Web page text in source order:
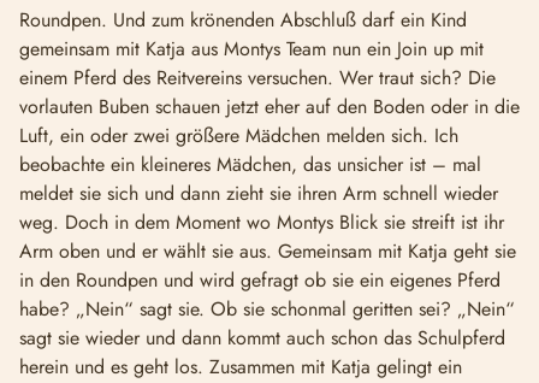
Roundpen. Und zum krönenden Abschluß darf ein Kind
gemeinsam mit Katja aus Montys Team nun ein Join up mit
einem Pferd des Reitvereins versuchen. Wer traut sich? Die
vorlauten Buben schauen jetzt eher auf den Boden oder in die
Luft, ein oder zwei größere Mädchen melden sich. Ich
beobachte ein kleineres Mädchen, das unsicher ist – mal
meldet sie sich und dann zieht sie ihren Arm schnell wieder
weg. Doch in dem Moment wo Montys Blick sie streift ist ihr
Arm oben und er wählt sie aus. Gemeinsam mit Katja geht sie
in den Roundpen und wird gefragt ob sie ein eigenes Pferd
habe? „Nein“ sagt sie. Ob sie schonmal geritten sei? „Nein“
sagt sie wieder und dann kommt auch schon das Schulpferd
herein und es geht los. Zusammen mit Katja gelingt ein